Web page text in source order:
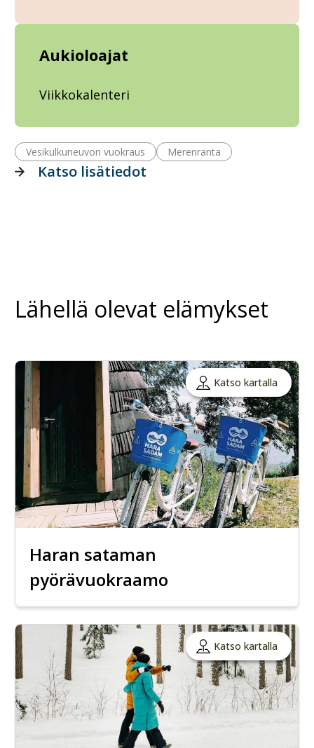
Aukioloajat
Viikkokalenteri
Vesikulkuneuvon vuokraus Merenranta
Katso lisätiedot
Lähellä olevat elämykset
Katso kartalla
Haran sataman
pyörävuokraamo
Katso kartalla